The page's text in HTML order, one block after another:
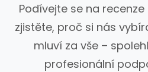
Podívejte se na
zjistěte, proč si nás
mluví za vše –
profesionální